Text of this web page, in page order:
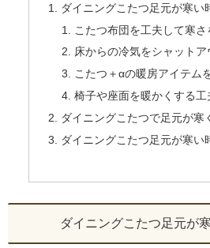
ダイニングこたつ足元が寒い
こたつ布団を工夫して寒さ
床からの冷気をシャットア
こたつ＋αの暖房アイテム
椅子や座面を暖かくする工
ダイニングこたつで足元が寒
ダイニングこたつ足元が寒い
ダイニングこたつ足元が